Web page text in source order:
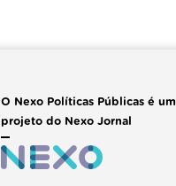
O Nexo Políticas Públicas é um
projeto do Nexo Jornal